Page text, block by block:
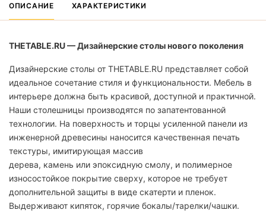
ОПИСАНИЕ ХАРАКТЕРИСТИКИ
THETABLE.RU — Дизайнерские столы нового поколения
Дизайнерские столы от THETABLE.RU представляет собой
идеальное сочетание стиля и функциональности. Мебель в
интерьере должна быть красивой, доступной и практичной.
Наши столешницы производятся по запатентованной
технологии. На поверхность и торцы усиленной панели из
инженерной древесины наносится качественная печать
текстуры, имитирующая массив
дерева, камень или эпоксидную смолу, и полимерное
износостойкое покрытие сверху, которое не требует
дополнительной защиты в виде скатерти и пленок.
Выдерживают кипяток, горячие бокалы/тарелки/чашки.